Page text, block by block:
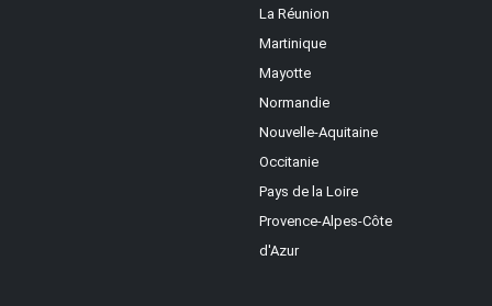
La Réunion
Martinique
Mayotte
Normandie
Nouvelle-Aquitaine
Occitanie
Pays de la Loire
Provence-Alpes-Côte
d'Azur